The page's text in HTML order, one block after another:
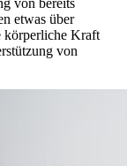
von bereits
etwas über
körperliche Kraft
von